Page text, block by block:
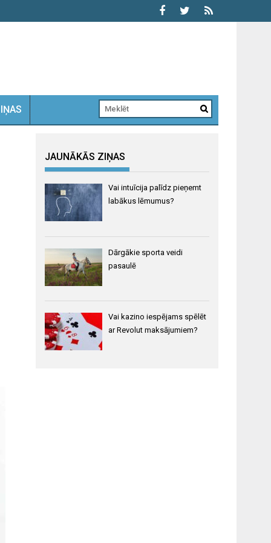
JAUNĀKĀS ZIŅAS
Vai intuīcija palīdz pieņemt
labākus lēmumus?
Dārgākie sporta veidi
pasaulē
Vai kazino iespējams spēlēt
ar Revolut maksājumiem?